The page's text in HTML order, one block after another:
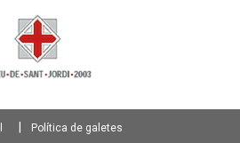
Política de galetes